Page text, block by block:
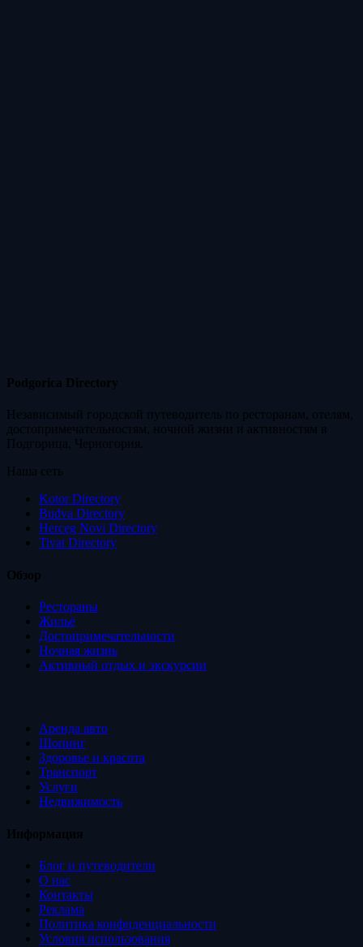
Podgorica Directory
Независимый городской путеводитель по ресторанам, отелям,
достопримечательностям, ночной жизни и активностям в
Подгорица, Черногория.
Наша сеть
Kotor Directory
Budva Directory
Herceg Novi Directory
Tivat Directory
Обзор
Рестораны
Жильё
Достопримечательности
Ночная жизнь
Активный отдых и экскурсии
Аренда авто
Шопинг
Здоровье и красота
Транспорт
Услуги
Недвижимость
Информация
Блог и путеводители
О нас
Контакты
Реклама
Политика конфиденциальности
Условия использования